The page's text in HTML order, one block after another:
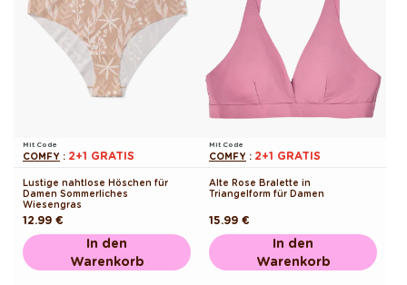
Mit Code
COMFY : 2+1 GRATIS
Lustige nahtlose Höschen für
Damen Sommerliches
Wiesengras
Normaler
Preis
12.99 €
In den
Warenkorb
Mit Code
COMFY : 2+1 GRATIS
Alte Rose Bralette in
Triangelform für Damen
Normaler
Preis
15.99 €
In den
Warenkorb